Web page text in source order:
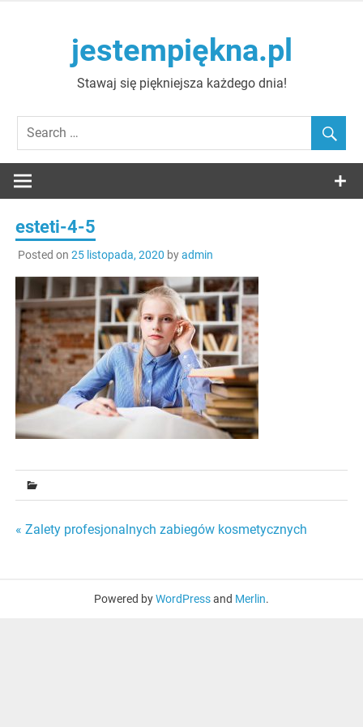
jestempiękna.pl
Stawaj się piękniejsza każdego dnia!
esteti-4-5
Posted on 25 listopada, 2020 byadmin
Nawigacja
« Zalety profesjonalnych zabiegów kosmetycznych
Powered byWordPressand Merlin.